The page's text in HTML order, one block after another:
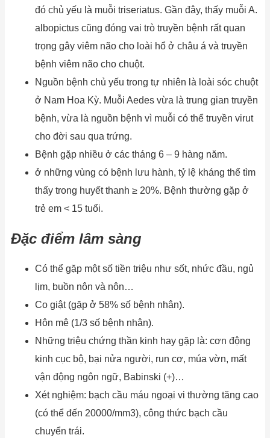
đó chủ yếu là muỗi triseriatus. Gần đây, thấy muỗi A.
albopictus cũng đóng vai trò truyền bệnh rất quan
trọng gây viêm não cho loài hổ ở châu á và truyền
bệnh viêm não cho chuột.
Nguồn bệnh chủ yếu trong tự nhiên là loài sóc chuột
ở Nam Hoa Kỳ. Muỗi Aedes vừa là trung gian truyền
bệnh, vừa là nguồn bệnh vì muỗi có thể truyền virut
cho đời sau qua trứng.
Bệnh gặp nhiều ở các tháng 6 – 9 hàng năm.
ở những vùng có bệnh lưu hành, tỷ lệ kháng thể tìm
thấy trong huyết thanh ≥ 20%. Bệnh thường gặp ở
trẻ em < 15 tuổi.
Đặc điểm lâm sàng
Có thể gặp một số tiền triệu như sốt, nhức đầu, ngủ
lịm, buồn nôn và nôn…
Co giật (gặp ở 58% số bệnh nhân).
Hôn mê (1/3 số bệnh nhân).
Những triệu chứng thần kinh hay gặp là: cơn động
kinh cục bộ, bại nửa người, run cơ, múa vờn, mất
vận động ngôn ngữ, Babinski (+)…
Xét nghiệm: bạch cầu máu ngoại vi thường tăng cao
(có thể đến 20000/mm3), công thức bạch cầu
chuyển trái.